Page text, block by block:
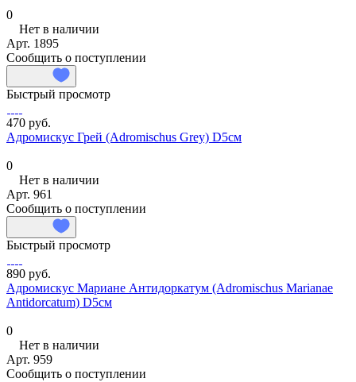
0
Нет в наличии
Арт. 1895
Сообщить о поступлении
Быстрый просмотр
470 руб.
Адромискус Грей (Adromischus Grey) D5см
0
Нет в наличии
Арт. 961
Сообщить о поступлении
Быстрый просмотр
890 руб.
Адромискус Мариане Антидоркатум (Adromischus Marianae
Antidorcatum) D5см
0
Нет в наличии
Арт. 959
Сообщить о поступлении